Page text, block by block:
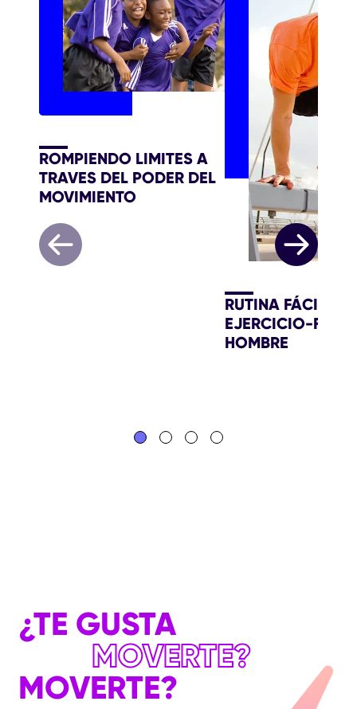
ROMPIENDO LIMITES A
TRAVES DEL PODER DEL
MOVIMIENTO
RUTINA FÁCIL DE
EJERCICIO-
HOMBRE
¿TE GUSTA
MOVERTE?
MOVERTE?